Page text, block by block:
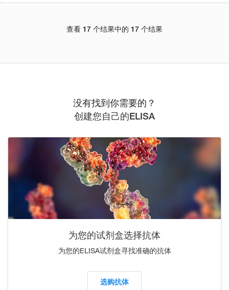
查看 17 个结果中的 17 个结果
没有找到你需要的？
创建您自己的ELISA
为您的试剂盒选择抗体
为您的ELISA试剂盒寻找准确的抗体
选购抗体